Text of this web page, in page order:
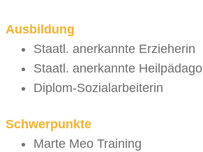
Ausbildung
Staatl. anerkannte Erzieherin
Staatl. anerkannte
Diplom-Sozialarbeiterin
Schwerpunkte
Marte Meo Training